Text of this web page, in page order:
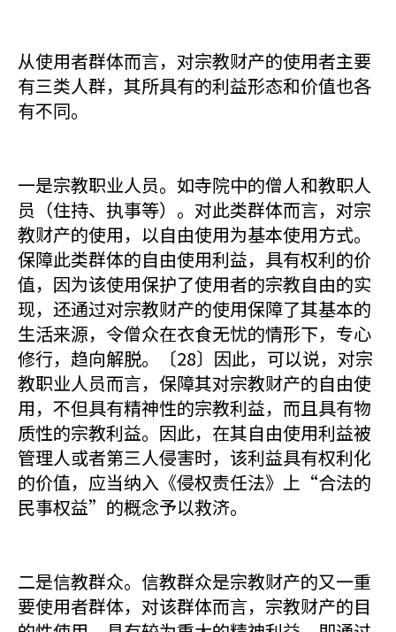
从使用者群体而言，对宗教财产的使用者主要
有三类人群，其所具有的利益形态和价值也各
有不同。
一是宗教职业人员。如寺院中的僧人和教职人
员（住持、执事等）。对此类群体而言，对宗
教财产的使用，以自由使用为基本使用方式。
保障此类群体的自由使用利益，具有权利的价
值，因为该使用保护了使用者的宗教自由的实
现，还通过对宗教财产的使用保障了其基本的
生活来源，令僧众在衣食无忧的情形下，专心
修行，趋向解脱。〔28〕因此，可以说，对宗
教职业人员而言，保障其对宗教财产的自由使
用，不但具有精神性的宗教利益，而且具有物
质性的宗教利益。因此，在其自由使用利益被
管理人或者第三人侵害时，该利益具有权利化
的价值，应当纳入《侵权责任法》上“合法的
民事权益”的概念予以救济。
二是信教群众。信教群众是宗教财产的又一重
要使用者群体，对该群体而言，宗教财产的目